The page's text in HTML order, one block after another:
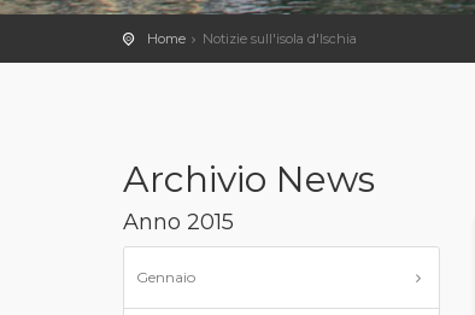
Home Notizie sull'isola d'Ischia
Archivio News
Anno 2015
Gennaio